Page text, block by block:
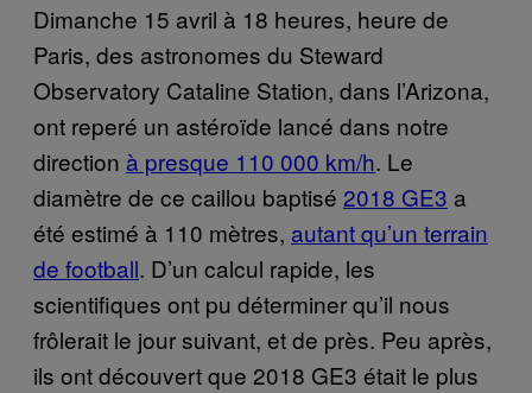
Dimanche 15 avril à 18 heures, heure de
Paris, des astronomes du Steward
Observatory Cataline Station, dans l’Arizona,
ont reperé un astéroïde lancé dans notre
direction à presque 110 000 km/h. Le
diamètre de ce caillou baptisé 2018 GE3 a
été estimé à 110 mètres, autant qu’un terrain
de football. D’un calcul rapide, les
scientifiques ont pu déterminer qu’il nous
frôlerait le jour suivant, et de près. Peu après,
ils ont découvert que 2018 GE3 était le plus